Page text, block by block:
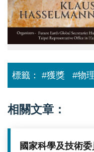
標籤： #獲獎 #物
相關文章：
國家科學及技術